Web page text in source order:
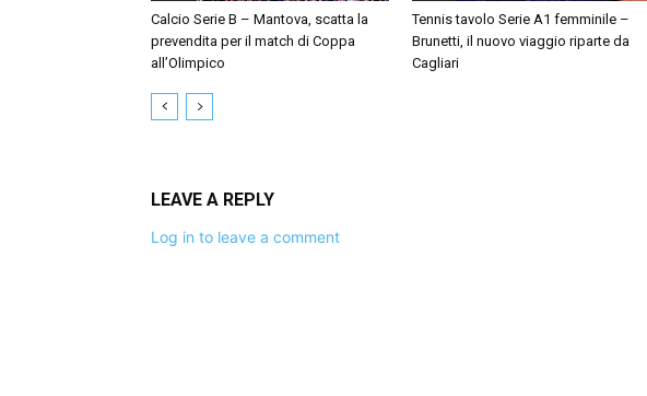
Calcio Serie B – Mantova, scatta la
prevendita per il match di Coppa
all’Olimpico
Tennis tavolo Serie A1 femminile –
Brunetti, il nuovo viaggio riparte da
Cagliari
LEAVE A REPLY
Log in to leave a comment